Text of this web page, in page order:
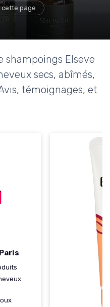
page
shampoings Elseve
secs, abîmés,
témoignages, et